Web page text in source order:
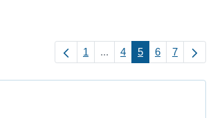
1 ... 4 5 6 7